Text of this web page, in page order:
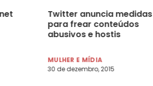
Twitter anuncia medidas
para frear conteúdos
abusivos e hostis
MULHER E MÍDIA
30 de dezembro, 2015